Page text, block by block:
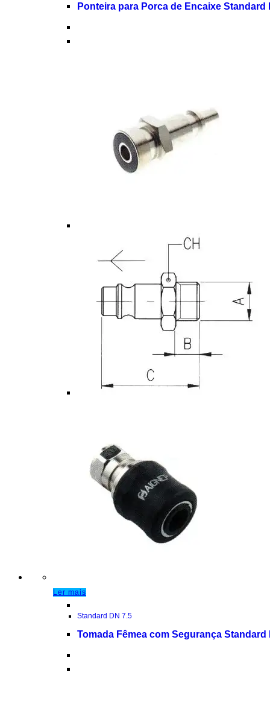
Ponteira para Porca de Encaixe Standard
Ler mais
Standard DN 7.5
Tomada Fêmea com Segurança Standard